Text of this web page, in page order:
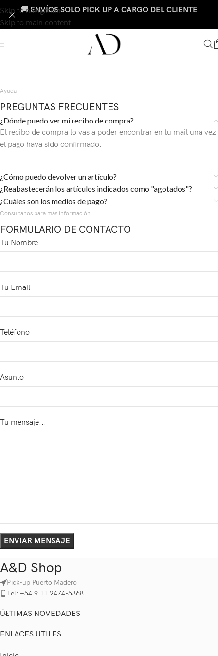
Skip to navigation
Skip to main content
🚚 ENVÍOS SOLO PICK UP A CARGO DEL CLIENTE
Ayuda
PREGUNTAS FRECUENTES
¿Dónde puedo ver mi recibo de compra?
El recibo de compra lo vas a poder encontrar en tu mail una vez
el pago haya sido confirmado.
¿Cómo puedo devolver un artículo?
¿Reabastecerán los artículos indicados como "agotados"?
¿Cuàles son los medios de pago?
Consultanos para más información
FORMULARIO DE CONTACTO
Tu Nombre
Tu Email
Teléfono
Asunto
Tu mensaje...
A&D Shop
Pick-up Puerto Madero
Tel: +54 9 11 2474-5868
ÚLTIMAS NOVEDADES
ENLACES UTILES